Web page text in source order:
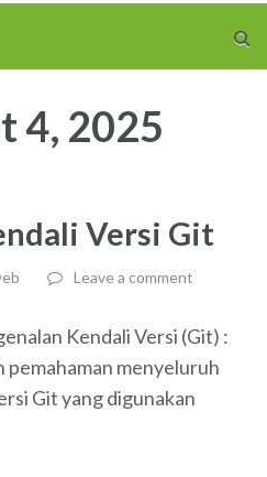
4, 2025
Versi Git
Leave a comment
Kendali Versi (Git) :
pemahaman menyeluruh
Git yang digunakan